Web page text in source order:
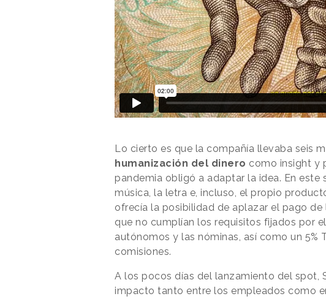
Lo cierto es que la compañía llevaba seis
humanización del dinero como insight y
pandemia obligó a adaptar la idea. En
música, la letra e, incluso, el propio
ofrecía la posibilidad de aplazar el pago
que no cumplían los requisitos fijados por
autónomos y las nóminas, así como un 5%
comisiones.
A los pocos días del lanzamiento del spot,
impacto tanto entre los empleados como